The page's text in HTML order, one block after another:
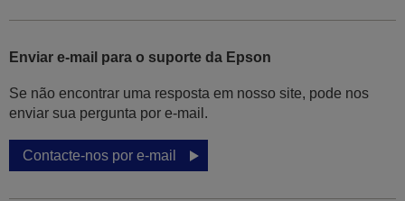
Enviar e-mail para o suporte da Epson
Se não encontrar uma resposta em nosso site, pode nos
enviar sua pergunta por e-mail.
Contacte-nos por e-mail